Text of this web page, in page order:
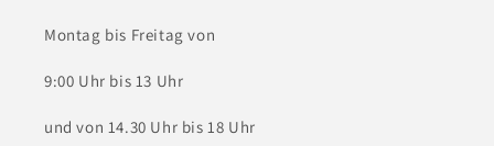
Montag bis Freitag von
9:00 Uhr bis 13 Uhr
und von 14.30 Uhr bis 18 Uhr